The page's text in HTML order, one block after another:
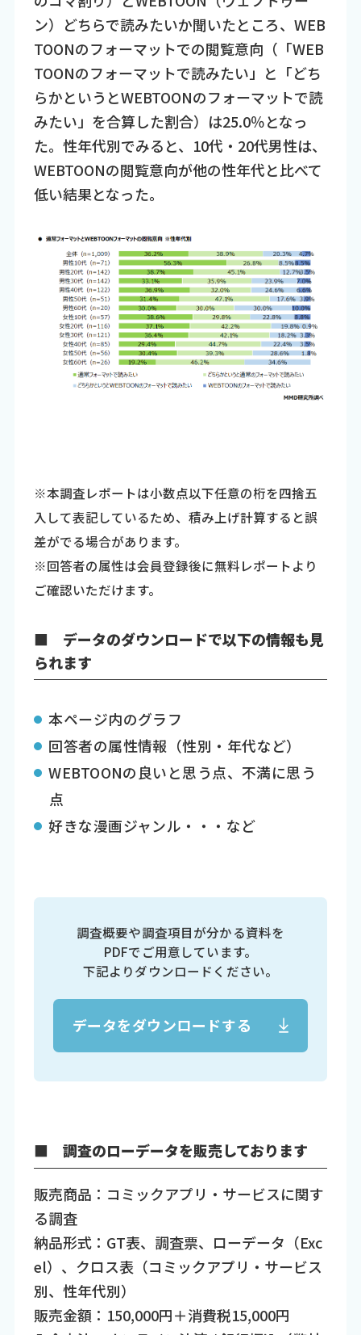
ン）どちらで読みたいか聞いたところ、WEB
TOONのフォーマットでの閲覧意向（「WEB
TOONのフォーマットで読みたい」と「どち
らかというとWEBTOONのフォーマットで読
みたい」を合算した割合）は25.0％となっ
た。性年代別でみると、10代・20代男性は、
WEBTOONの閲覧意向が他の性年代と比べて
低い結果となった。
※本調査レポートは小数点以下任意の桁を四捨五
入して表記しているため、積み上げ計算すると誤
差がでる場合があります。
※回答者の属性は会員登録後に無料レポートより
ご確認いただけます。
■ データのダウンロードで以下の情報も見
られます
本ページ内のグラフ
回答者の属性情報（性別・年代など）
WEBTOONの良いと思う点、不満に思う
点
好きな漫画ジャンル・・・など
調査概要や調査項目が分かる資料を
PDFでご用意しています。
下記よりダウンロードください。
データをダウンロードする
■ 調査のローデータを販売しております
販売商品：コミックアプリ・サービスに関す
る調査
納品形式：GT表、調査票、ローデータ（Exc
el）、クロス表（コミックアプリ・サービス
別、性年代別）
販売金額：150,000円＋消費税15,000円